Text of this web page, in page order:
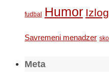
fudbal Humor Izlog
Savremeni menadzer
Meta